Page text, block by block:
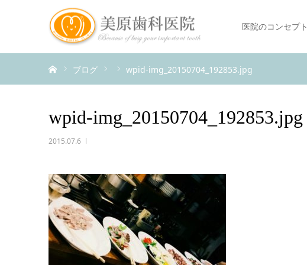
医院のコンセプト
ブログ wpid-img_20150704_192853.jpg
wpid-img_20150704_192853.jpg
2015.07.6